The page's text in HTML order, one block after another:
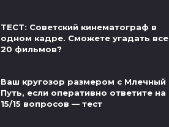
ТЕСТ: Советский кинематограф в
одном кадре. Сможете угадать все
20 фильмов?
Ваш кругозор размером с Млечный
Путь, если оперативно ответите на
15/15 вопросов — тест